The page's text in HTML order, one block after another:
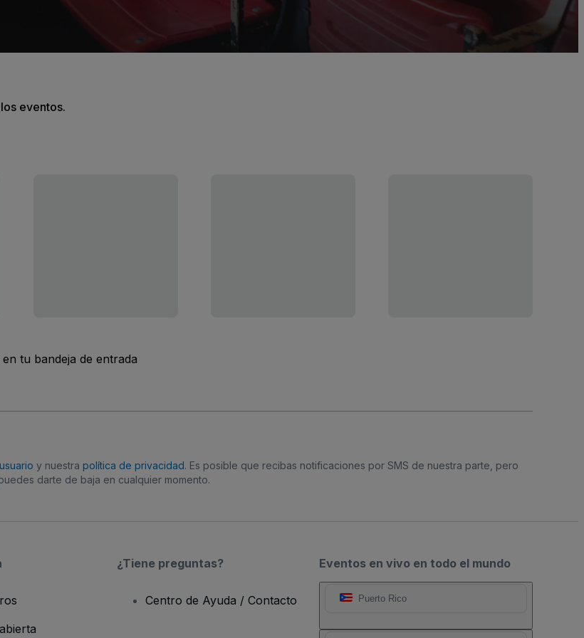
eventos.
tu bandeja de entrada
y nuestra política de privacidad. Es posible que recibas notificaciones por SMS de nuestra parte, pero
darte de baja en cualquier momento.
Eventos en vivo en todo el mundo
Puerto Rico
¿Tiene preguntas?
Centro de Ayuda / Contacto